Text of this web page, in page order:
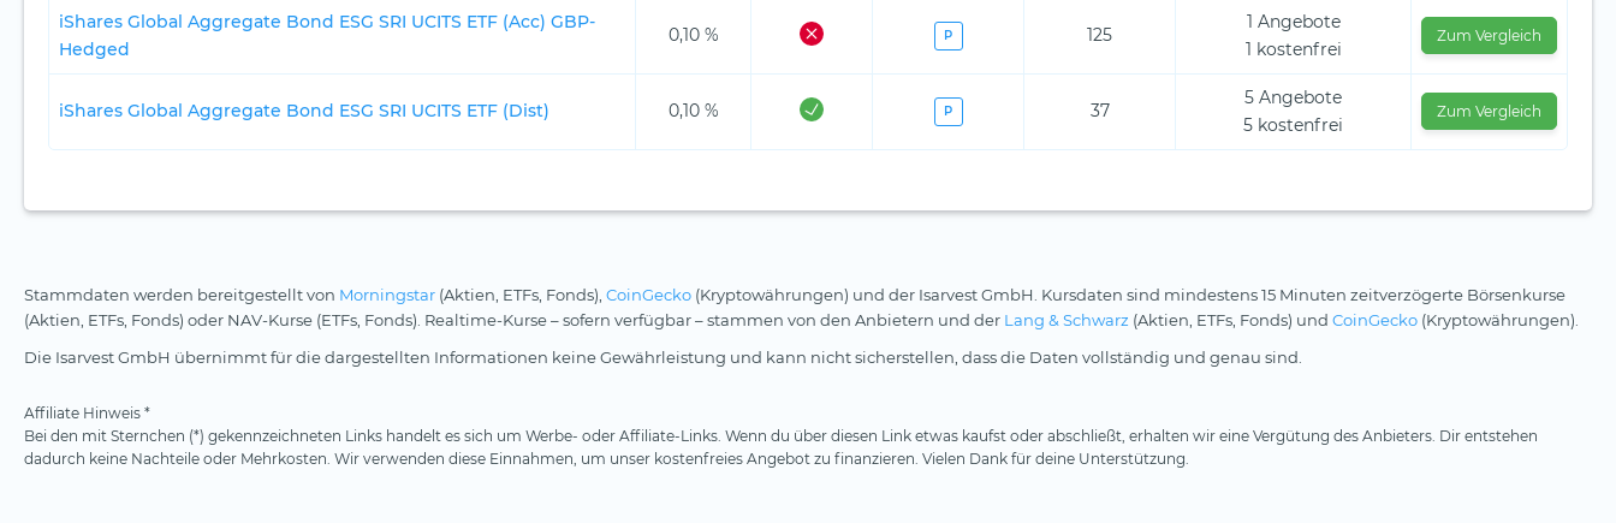
iShares Global Aggregate Bond ESG SRI UCITS ETF (Acc) GBP-
Hedged
0,10 % P 125
1 Angebote
1 kostenfrei
Zum Vergleich
iShares Global Aggregate Bond ESG SRI UCITS ETF (Dist) 0,10 % P 37
5 Angebote
5 kostenfrei
Zum Vergleich
Stammdaten werden bereitgestellt von Morningstar (Aktien, ETFs, Fonds), CoinGecko (Kryptowährungen) und der Isarvest GmbH. Kursdaten sind mindestens 15 Minuten zeitverzögerte Börsenkurse
(Aktien, ETFs, Fonds) oder NAV-Kurse (ETFs, Fonds). Realtime-Kurse – sofern verfügbar – stammen von den Anbietern und der Lang & Schwarz (Aktien, ETFs, Fonds) und CoinGecko (Kryptowährungen).
Die Isarvest GmbH übernimmt für die dargestellten Informationen keine Gewährleistung und kann nicht sicherstellen, dass die Daten vollständig und genau sind.
Affiliate Hinweis *
Bei den mit Sternchen (*) gekennzeichneten Links handelt es sich um Werbe- oder Affiliate-Links. Wenn du über diesen Link etwas kaufst oder abschließt, erhalten wir eine Vergütung des Anbieters. Dir entstehen
dadurch keine Nachteile oder Mehrkosten. Wir verwenden diese Einnahmen, um unser kostenfreies Angebot zu finanzieren. Vielen Dank für deine Unterstützung.